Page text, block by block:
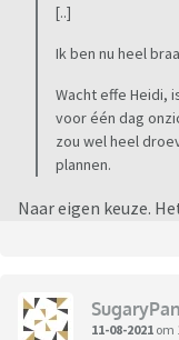
[..]
Ik ben nu heel
Wacht effe Heidi,
voor één dag
zou wel heel
plannen.
Naar eigen keuze.
11-08-2021 om